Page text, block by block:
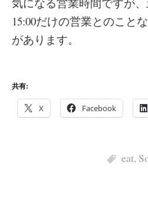
15:00だけの営業とのこと
があります。
共有:
X Facebook
eat,